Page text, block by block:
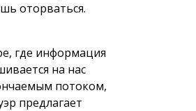
оторваться.
где информация
на нас
потоком,
предлагает